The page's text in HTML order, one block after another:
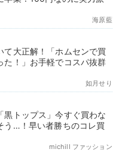
海原藍
て大正解！「ホムセンで買
た！」お手軽でコスパ抜群
如月せり
黒トップス」今すぐ買わな
う…！早い者勝ちのコレ買
michill ファッション